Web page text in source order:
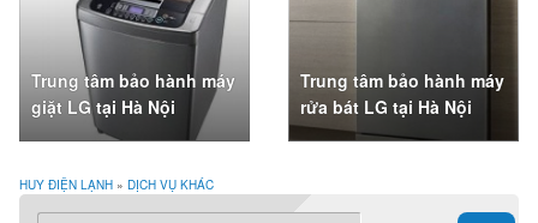
Trung tâm bảo hành máy
giặt LG tại Hà Nội
Trung tâm bảo hành máy
rửa bát LG tại Hà Nội
HUY ĐIỆN LẠNH » DỊCH VỤ KHÁC